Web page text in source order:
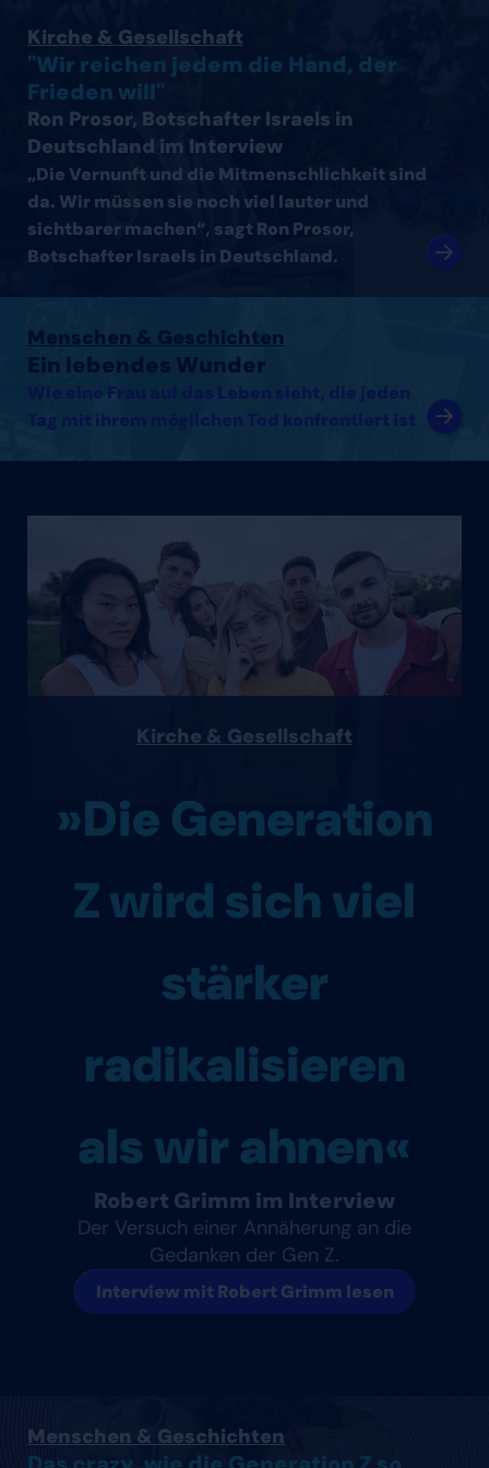
Kirche & Gesellschaft
"Wir reichen jedem die Hand, der
Frieden will"
Ron Prosor, Botschafter Israels in
Deutschland im Interview
„Die Vernunft und die Mitmenschlichkeit sind
da. Wir müssen sie noch viel lauter und
sichtbarer machen“, sagt Ron Prosor,
Botschafter Israels in Deutschland.
Menschen & Geschichten
Ein lebendes Wunder
Wie eine Frau auf das Leben sieht, die jeden
Tag mit ihrem möglichen Tod konfrontiert ist
Kirche & Gesellschaft
»Die Generation
Z wird sich viel
stärker
radikalisieren
als wir ahnen«
Robert Grimm im Interview
Der Versuch einer Annäherung an die
Gedanken der Gen Z.
Interview mit Robert Grimm lesen
Menschen & Geschichten